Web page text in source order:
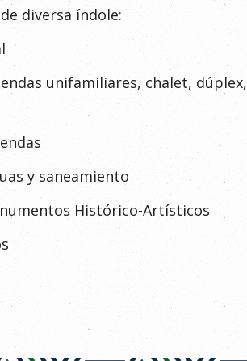
de diversa índole:
unifamiliares, chalet, dúplex,
y saneamiento
Histórico-Artísticos